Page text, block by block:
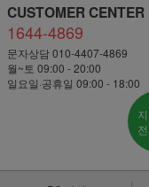
CUSTOMER CENTER
1644-4869
문자상담 010-4407-4869
월~토 09:00 - 20:00
일요일·공휴일 09:00 - 18:00